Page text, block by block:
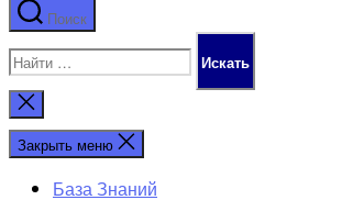
Поиск
Поиск:
Закрыть
поиск
Закрыть меню
База Знаний